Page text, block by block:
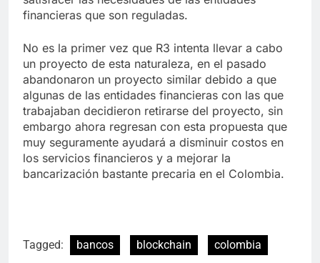
financieras que son reguladas.
No es la primer vez que R3 intenta llevar a cabo
un proyecto de esta naturaleza, en el pasado
abandonaron un proyecto similar debido a que
algunas de las entidades financieras con las que
trabajaban decidieron retirarse del proyecto, sin
embargo ahora regresan con esta propuesta que
muy seguramente ayudará a disminuir costos en
los servicios financieros y a mejorar la
bancarización bastante precaria en el Colombia.
Tagged: bancos blockchain colombia